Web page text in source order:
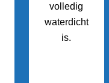
volledig
waterdicht
is.